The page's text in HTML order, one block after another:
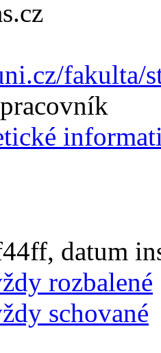
fakulta/
datum
rozbalené
schované